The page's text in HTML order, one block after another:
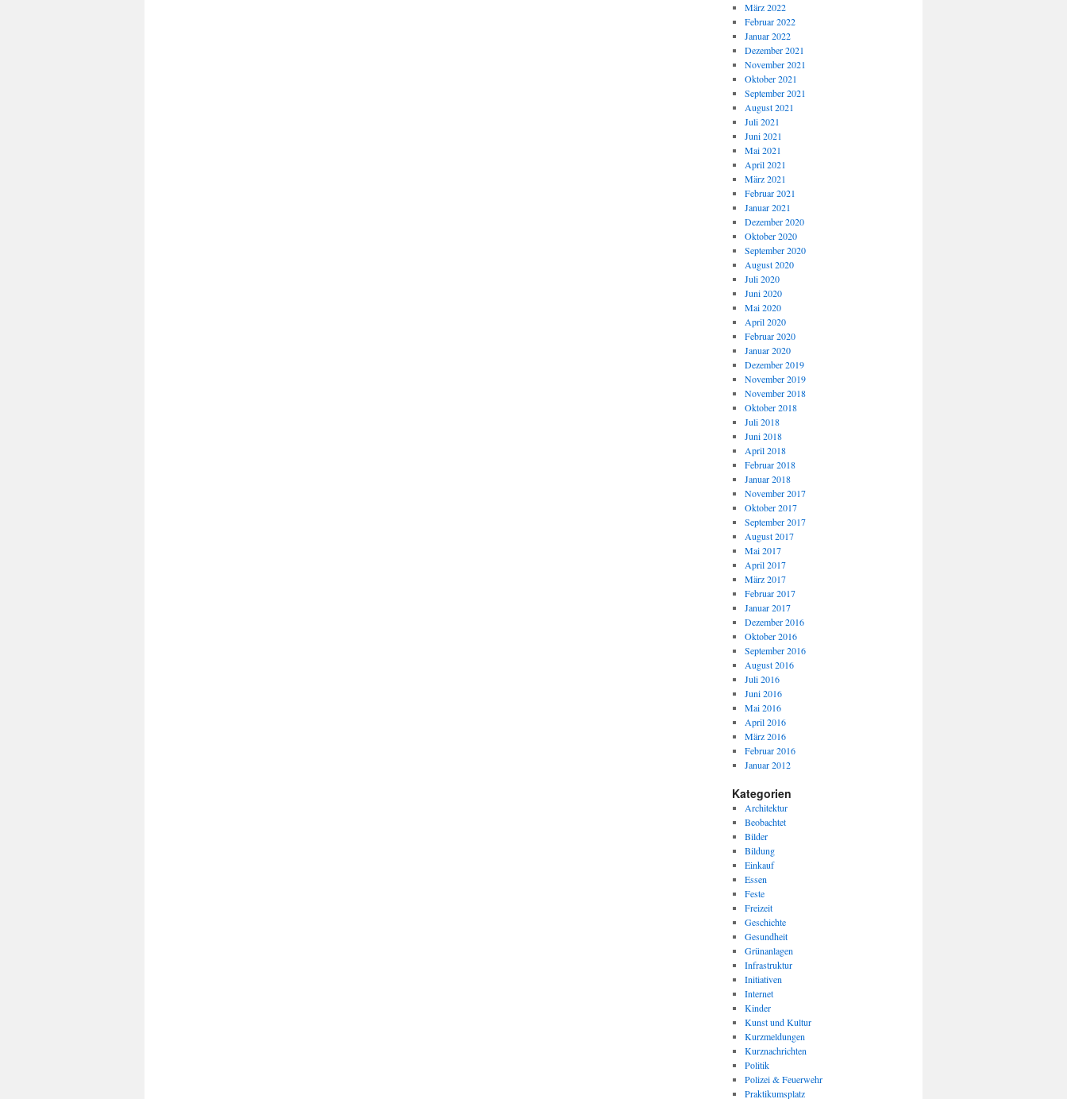
März 2022
Februar 2022
Januar 2022
Dezember 2021
November 2021
Oktober 2021
September 2021
August 2021
Juli 2021
Juni 2021
Mai 2021
April 2021
März 2021
Februar 2021
Januar 2021
Dezember 2020
Oktober 2020
September 2020
August 2020
Juli 2020
Juni 2020
Mai 2020
April 2020
Februar 2020
Januar 2020
Dezember 2019
November 2019
November 2018
Oktober 2018
Juli 2018
Juni 2018
April 2018
Februar 2018
Januar 2018
November 2017
Oktober 2017
September 2017
August 2017
Mai 2017
April 2017
März 2017
Februar 2017
Januar 2017
Dezember 2016
Oktober 2016
September 2016
August 2016
Juli 2016
Juni 2016
Mai 2016
April 2016
März 2016
Februar 2016
Januar 2012
Kategorien
Architektur
Beobachtet
Bilder
Bildung
Einkauf
Essen
Feste
Freizeit
Geschichte
Gesundheit
Grünanlagen
Infrastruktur
Initiativen
Internet
Kinder
Kunst und Kultur
Kurzmeldungen
Kurznachrichten
Politik
Polizei & Feuerwehr
Praktikumsplatz